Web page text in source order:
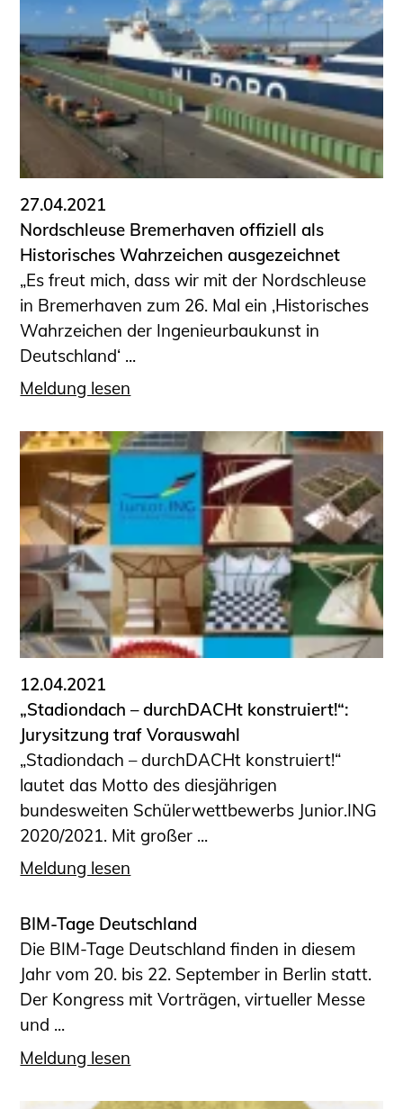
Informationen für Schülerinnen,
Schüler und Studierende
Projekte für Schülerinnen und Schüler
START.ING. Das Studierenden Praxis-
Programm
Wissenswertes für Studierende
Wettbewerbe für Studierende
Kammer Newsletter
Presse
Kontakt und Anfahrt
Impressum
Datenschutz
Ingenieurakademie West
27.04.2021
Nordschleuse Bremerhaven offiziell als
Historisches Wahrzeichen ausgezeichnet
„Es freut mich, dass wir mit der Nordschleuse
in Bremerhaven zum 26. Mal ein ‚Historisches
Wahrzeichen der Ingenieurbaukunst in
Deutschland‘ ...
Meldung lesen
12.04.2021
„Stadiondach – durchDACHt konstruiert!“:
Jurysitzung traf Vorauswahl
„Stadiondach – durchDACHt konstruiert!“
lautet das Motto des diesjährigen
bundesweiten Schülerwettbewerbs Junior.ING
2020/2021. Mit großer ...
Meldung lesen
BIM-Tage Deutschland
Die BIM-Tage Deutschland finden in diesem
Jahr vom 20. bis 22. September in Berlin statt.
Der Kongress mit Vorträgen, virtueller Messe
und ...
Meldung lesen